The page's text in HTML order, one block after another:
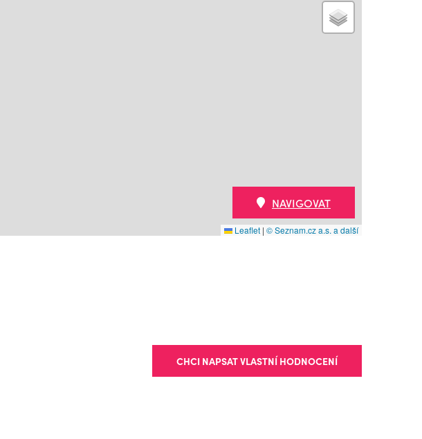
Leaflet | © Seznam.cz a.s. a další
NAVIGOVAT
CHCI NAPSAT VLASTNÍ HODNOCENÍ